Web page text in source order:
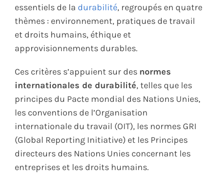
essentiels de la durabilité, regroupés en quatre
thèmes : environnement, pratiques de travail
et droits humains, éthique et
approvisionnements durables.
Ces critères s’appuient sur des normes
internationales de durabilité, telles que les
principes du Pacte mondial des Nations Unies,
les conventions de l’Organisation
internationale du travail (OIT), les normes GRI
(Global Reporting Initiative) et les Principes
directeurs des Nations Unies concernant les
entreprises et les droits humains.